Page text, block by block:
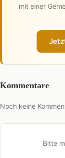
mit einer
Kommentare
Noch keine
Bitte